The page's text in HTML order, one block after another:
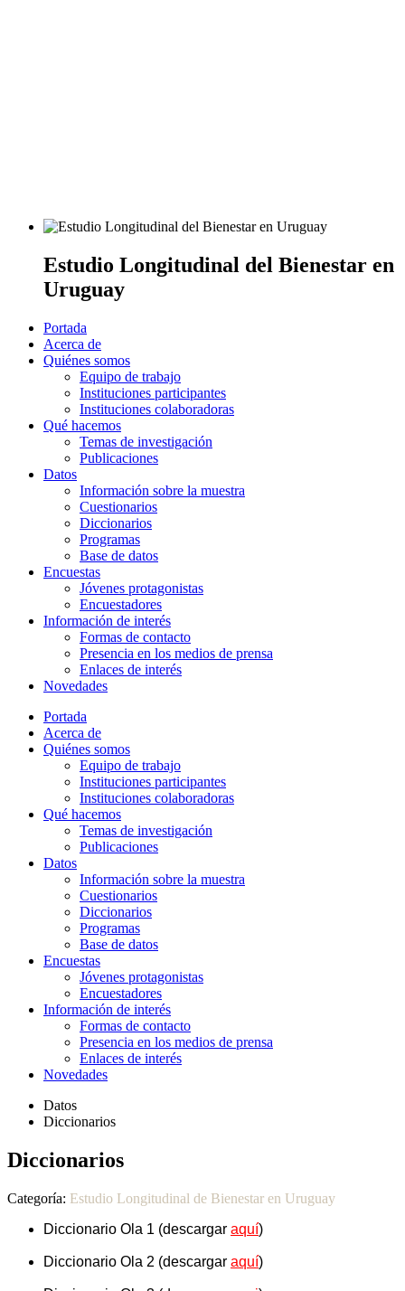
Estudio Longitudinal del Bienestar en
Uruguay
Portada
Acerca de
Quiénes somos
Equipo de trabajo
Instituciones participantes
Instituciones colaboradoras
Qué hacemos
Temas de investigación
Publicaciones
Datos
Información sobre la muestra
Cuestionarios
Diccionarios
Programas
Base de datos
Encuestas
Jóvenes protagonistas
Encuestadores
Información de interés
Formas de contacto
Presencia en los medios de prensa
Enlaces de interés
Novedades
Portada
Acerca de
Quiénes somos
Equipo de trabajo
Instituciones participantes
Instituciones colaboradoras
Qué hacemos
Temas de investigación
Publicaciones
Datos
Información sobre la muestra
Cuestionarios
Diccionarios
Programas
Base de datos
Encuestas
Jóvenes protagonistas
Encuestadores
Información de interés
Formas de contacto
Presencia en los medios de prensa
Enlaces de interés
Novedades
Datos
Diccionarios
Diccionarios
Categoría: Estudio Longitudinal de Bienestar en Uruguay
Diccionario Ola 1 (descargar aquí)
Diccionario Ola 2 (descargar aquí)